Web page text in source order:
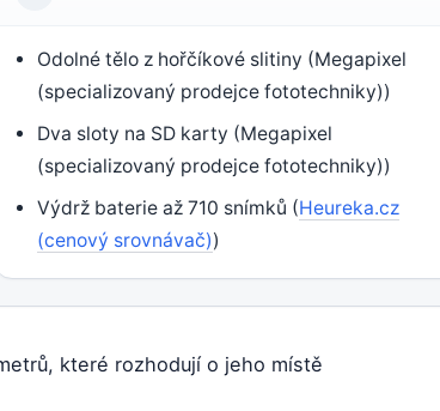
Odolné tělo z hořčíkové slitiny (Megapixel
(specializovaný prodejce fototechniky))
Dva sloty na SD karty (Megapixel
(specializovaný prodejce fototechniky))
Výdrž baterie až 710 snímků (Heureka.cz
(cenový srovnávač))
které rozhodují o jeho místě